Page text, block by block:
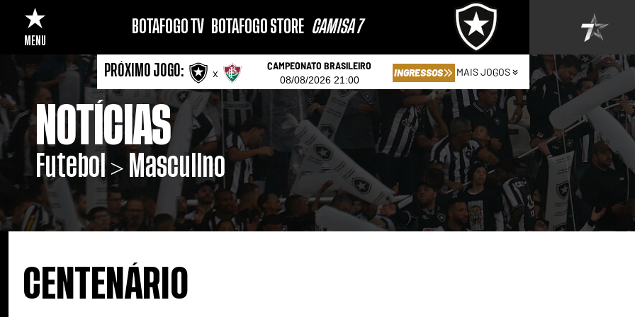
MENU
BOTAFOGO TV BOTAFOGO STORE CAMISA 7
PRÓXIMO JOGO: x
CAMPEONATO BRASILEIRO
08/08/2026 21:00
INGRESSOS MAIS JOGOS
NOTÍCIAS
Futebol > Masculino
CENTENÁRIO